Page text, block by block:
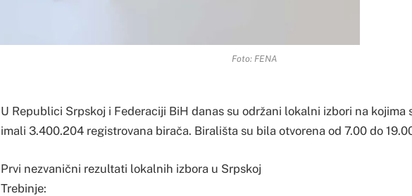
Foto: FENA
U Republici Srpskoj i Federaciji BiH danas su održani lokalni izbori na kojima
imali 3.400.204 registrovana birača. Birališta su bila otvorena od 7.00 do
Prvi nezvanični rezultati lokalnih izbora u Srpskoj
Trebinje: